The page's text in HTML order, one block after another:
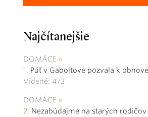
Najčítanejšie
DOMÁCE
Púť v Gaboltove pozvala k
Videné: 473
DOMÁCE
Nezabúdajme na starých rodičov